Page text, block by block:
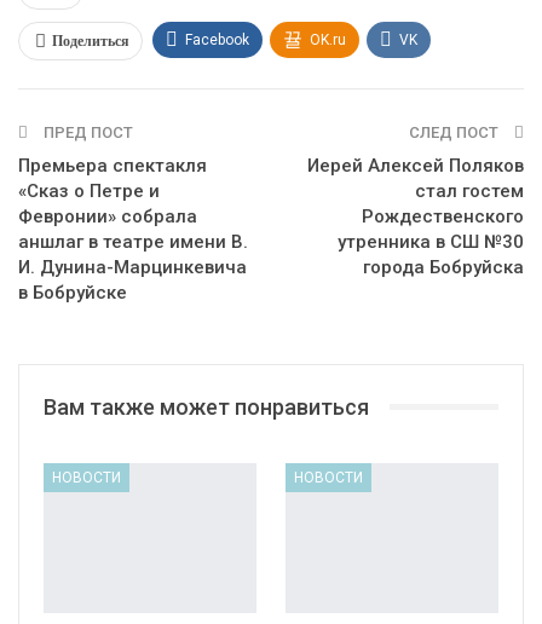
Поделиться Facebook OK.ru VK
ПРЕД ПОСТ
Премьера спектакля
«Сказ о Петре и
Февронии» собрала
аншлаг в театре имени В.
И. Дунина-Марцинкевича
в Бобруйске
СЛЕД ПОСТ
Иерей Алексей Поляков
стал гостем
Рождественского
утренника в СШ №30
города Бобруйска
Вам также может понравиться
НОВОСТИ НОВОСТИ